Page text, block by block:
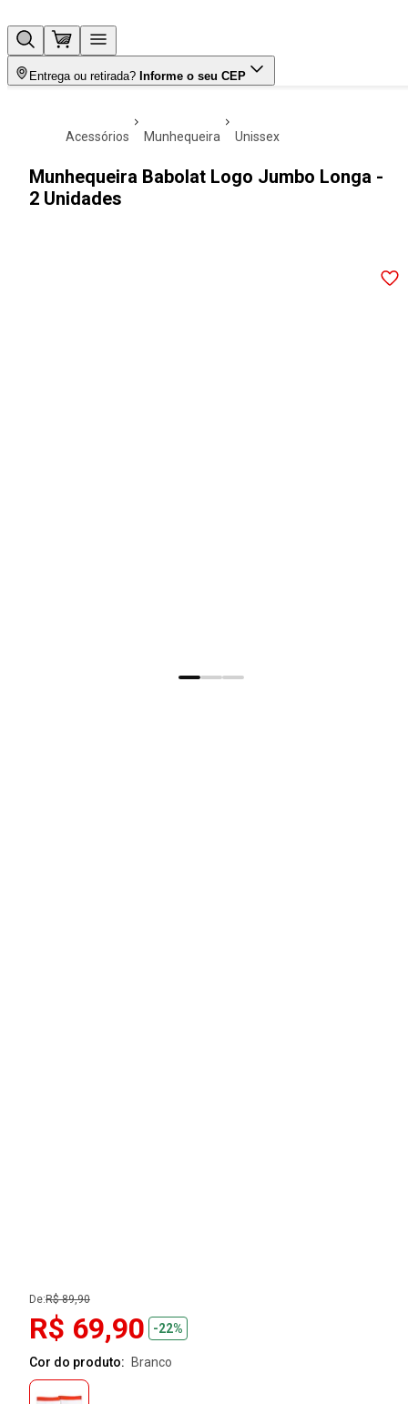
Entrega ou retirada? Informe o seu CEP
acessórios munhequeira unissex
Munhequeira Babolat Logo Jumbo Longa -
2 Unidades
De:R$ 89,90
R$ 69,90 -22%
Cor do produto: branco